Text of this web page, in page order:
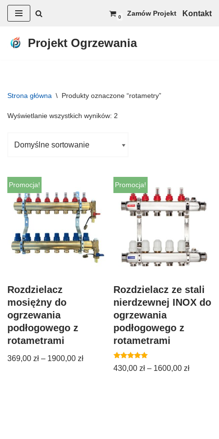
do
0 Zamów Projekt Kontakt
Projekt Ogrzewania
Strona główna \ Produkty oznaczone “rotametry”
Wyświetlanie wszystkich wyników: 2
Promocja!
Rozdzielacz
mosiężny do
ogrzewania
podłogowego z
rotametrami
369,00 zł – 1900,00 zł
Promocja!
Rozdzielacz ze stali
nierdzewnej INOX do
ogrzewania
podłogowego z
rotametrami
Oceniono
5.00
430,00zł – 1600,00zł